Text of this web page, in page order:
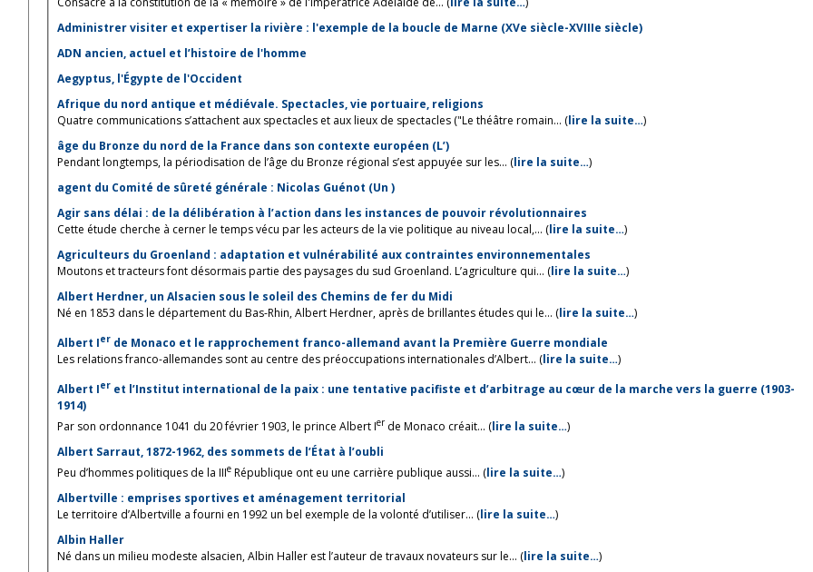
Administrer visiter et expertiser la rivière : l'exemple de la boucle de Marne (XVe siècle-XVIIIe siècle)
ADN ancien, actuel et l’histoire de l'homme
Aegyptus, l'Égypte de l'Occident
Afrique du nord antique et médiévale. Spectacles, vie portuaire, religions
Quatre communications s’attachent aux spectacles et aux lieux de spectacles ("Le théâtre romain... (lire la suite…)
âge du Bronze du nord de la France dans son contexte européen (L’)
Pendant longtemps, la périodisation de l’âge du Bronze régional s’est appuyée sur les... (lire la suite…)
agent du Comité de sûreté générale : Nicolas Guénot (Un )
Agir sans délai : de la délibération à l’action dans les instances de pouvoir révolutionnaires
Cette étude cherche à cerner le temps vécu par les acteurs de la vie politique au niveau local,... (lire la suite…)
Agriculteurs du Groenland : adaptation et vulnérabilité aux contraintes environnementales
Moutons et tracteurs font désormais partie des paysages du sud Groenland. L’agriculture qui... (lire la suite…)
Albert Herdner, un Alsacien sous le soleil des Chemins de fer du Midi
Né en 1853 dans le département du Bas-Rhin, Albert Herdner, après de brillantes études qui le... (lire la suite…)
Albert Ier de Monaco et le rapprochement franco-allemand avant la Première Guerre mondiale
Les relations franco-allemandes sont au centre des préoccupations internationales d’Albert... (lire la suite…)
Albert Ier et l’Institut international de la paix : une tentative pacifiste et d’arbitrage au cœur de la marche vers la guerre (1903-
1914)
Par son ordonnance 1041 du 20 février 1903, le prince Albert Ierde Monaco créait... (lire la suite…)
Albert Sarraut, 1872-1962, des sommets de l’État à l’oubli
Peu d’hommes politiques de la IIIe République ont eu une carrière publique aussi... (lire la suite…)
Albertville : emprises sportives et aménagement territorial
Le territoire d’Albertville a fourni en 1992 un bel exemple de la volonté d’utiliser... (lire la suite…)
Albin Haller
Né dans un milieu modeste alsacien, Albin Haller est l’auteur de travaux novateurs sur le... (lire la suite…)